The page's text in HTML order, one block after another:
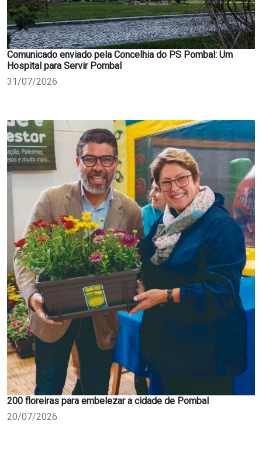
Comunicado enviado pela Concelhia do PS Pombal: Um
Hospital para Servir Pombal
31/07/2026
200 floreiras para embelezar a cidade de Pombal
20/07/2026